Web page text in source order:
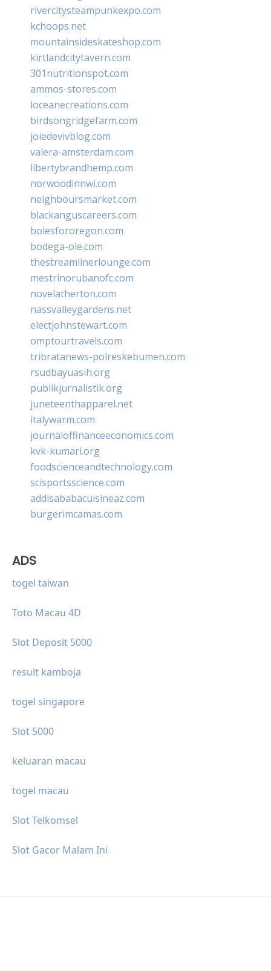
rivercitysteampunkexpo.com
kchoops.net
mountainsideskateshop.com
kirtlandcitytavern.com
301nutritionspot.com
ammos-stores.com
loceanecreations.com
birdsongridgefarm.com
joiedevivblog.com
valera-amsterdam.com
libertybrandhemp.com
norwoodinnwi.com
neighboursmarket.com
blackanguscareers.com
bolesfororegon.com
bodega-ole.com
thestreamlinerlounge.com
mestrinorubanofc.com
novelatherton.com
nassvalleygardens.net
electjohnstewart.com
omptourtravels.com
tribratanews-polreskebumen.com
rsudbayuasih.org
publikjurnalistik.org
juneteenthapparel.net
italywarm.com
journaloffinanceeconomics.com
kvk-kumari.org
foodscienceandtechnology.com
scisportsscience.com
addisababacuisineaz.com
burgerimcamas.com
ADS
togel taiwan
Toto Macau 4D
Slot Deposit 5000
result kamboja
togel singapore
Slot 5000
keluaran macau
togel macau
Slot Telkomsel
Slot Gacor Malam Ini